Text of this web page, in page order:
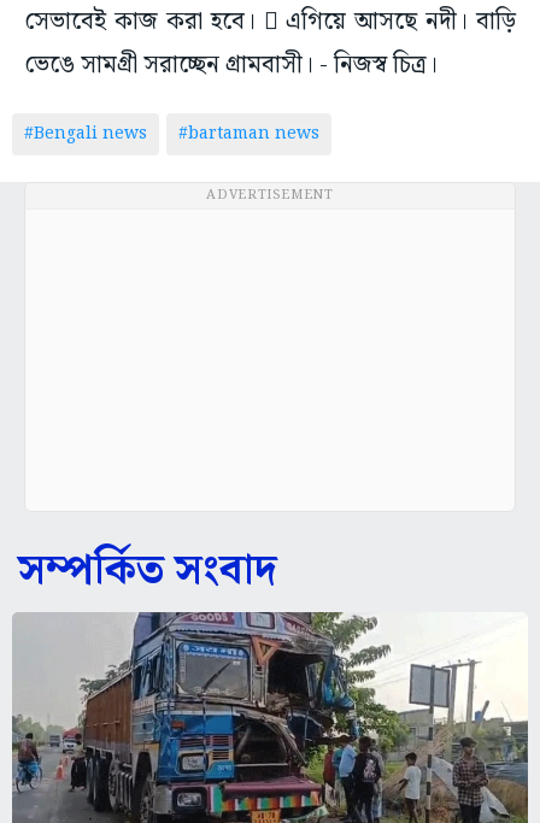
সেভাবেই কাজ করা হবে।  এগিয়ে আসছে নদী। বাড়ি
ভেঙে সামগ্রী সরাচ্ছেন গ্রামবাসী। - নিজস্ব চিত্র।
#Bengali news #bartaman news
ADVERTISEMENT
সম্পর্কিত সংবাদ